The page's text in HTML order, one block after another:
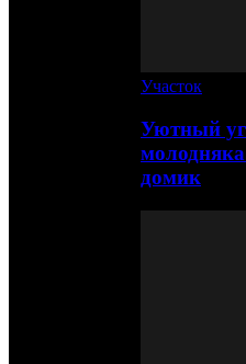
Участок
Уютный
домик